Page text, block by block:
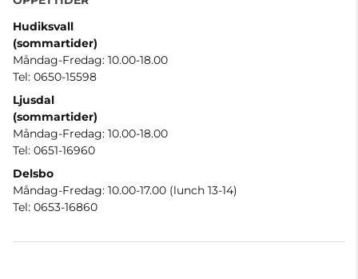
Hudiksvall
(sommartider)
Måndag-Fredag: 10.00-18.00
Tel: 0650-15598
Ljusdal
(sommartider)
Måndag-Fredag: 10.00-18.00
Tel: 0651-16960
Delsbo
Måndag-Fredag: 10.00-17.00 (lunch 13-14)
Tel: 0653-16860